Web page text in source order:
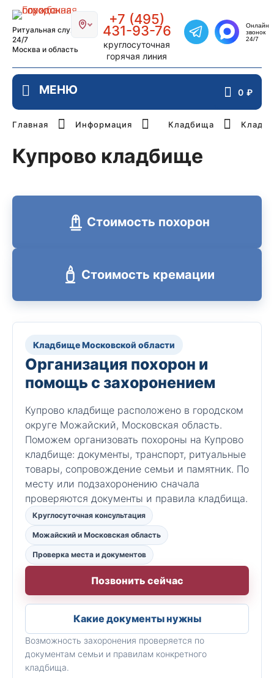
Ритуальная служба
24/7
Москва и область
+7 (495)
431-93-76
круглосуточная
горячая линия
Написать в
Онлайн
звонок
24/7
₽
0
Главная Информация Кладбища
Купрово кладбище
Стоимость похорон
Стоимость кремации
Кладбище Московской области
Организация похорон и
помощь с захоронением
Купрово кладбище расположено в городском
округе Можайский, Московская область.
Поможем организовать похороны на Купрово
кладбище: документы, транспорт, ритуальные
товары, сопровождение семьи и памятник. По
месту или подзахоронению сначала
проверяются документы и правила кладбища.
Круглосуточная консультация
Можайский и Московская область
Проверка места и документов
Позвонить сейчас
Какие документы нужны
Возможность захоронения проверяется по
документам семьи и правилам конкретного
кладбища.